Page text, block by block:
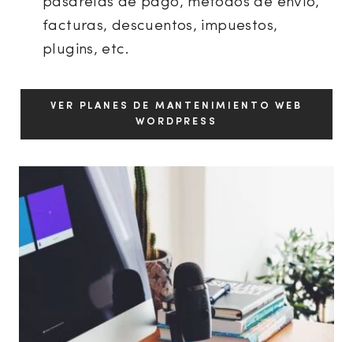
facturas, descuentos, impuestos,
plugins, etc.
VER PLANES DE MANTENIMIENTO WEB
WORDPRESS